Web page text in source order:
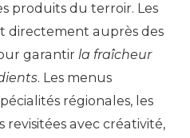
produits du terroir. Les
directement auprès des
garantir la fraîcheur
. Les menus
régionales, les
avec créativité,